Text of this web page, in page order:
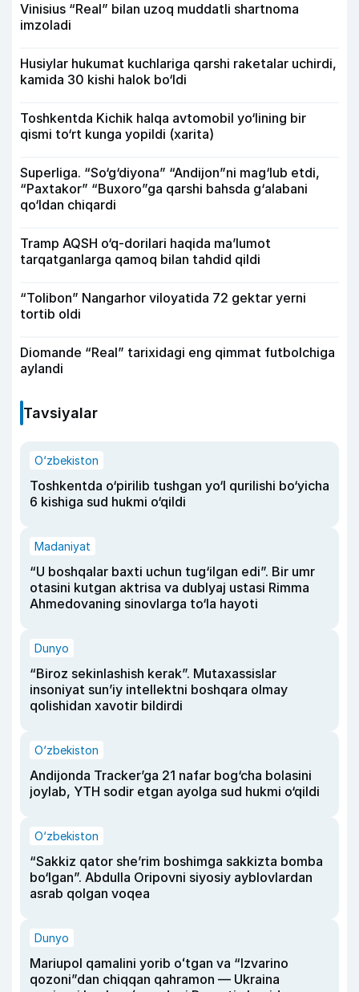
Vinisius “Real” bilan uzoq muddatli shartnoma
imzoladi
Husiylar hukumat kuchlariga qarshi raketalar uchirdi,
kamida 30 kishi halok bo‘ldi
Toshkentda Kichik halqa avtomobil yo‘lining bir
qismi to‘rt kunga yopildi (xarita)
Superliga. “So‘g‘diyona” “Andijon”ni mag‘lub etdi,
“Paxtakor” “Buxoro”ga qarshi bahsda g‘alabani
qo‘ldan chiqardi
Tramp AQSH o‘q-dorilari haqida ma’lumot
tarqatganlarga qamoq bilan tahdid qildi
“Tolibon” Nangarhor viloyatida 72 gektar yerni
tortib oldi
Diomande “Real” tarixidagi eng qimmat futbolchiga
aylandi
Tavsiyalar
O‘zbekiston
Toshkentda o‘pirilib tushgan yo‘l qurilishi bo‘yicha
6 kishiga sud hukmi o‘qildi
Madaniyat
“U boshqalar baxti uchun tug‘ilgan edi”. Bir umr
otasini kutgan aktrisa va dublyaj ustasi Rimma
Ahmedovaning sinovlarga to‘la hayoti
Dunyo
“Biroz sekinlashish kerak”. Mutaxassislar
insoniyat sun’iy intellektni boshqara olmay
qolishidan xavotir bildirdi
O‘zbekiston
Andijonda Tracker’ga 21 nafar bog‘cha bolasini
joylab, YTH sodir etgan ayolga sud hukmi o‘qildi
O‘zbekiston
“Sakkiz qator she’rim boshimga sakkizta bomba
bo‘lgan”. Abdulla Oripovni siyosiy ayblovlardan
asrab qolgan voqea
Dunyo
Mariupol qamalini yorib oʻtgan va “Izvarino
qozoni”dan chiqqan qahramon — Ukraina